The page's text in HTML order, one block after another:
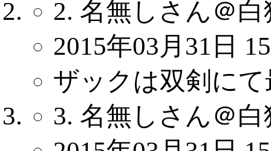
2. 名無しさん＠白
2015年03月31日
ザックは双剣にて
3. 名無しさん＠白